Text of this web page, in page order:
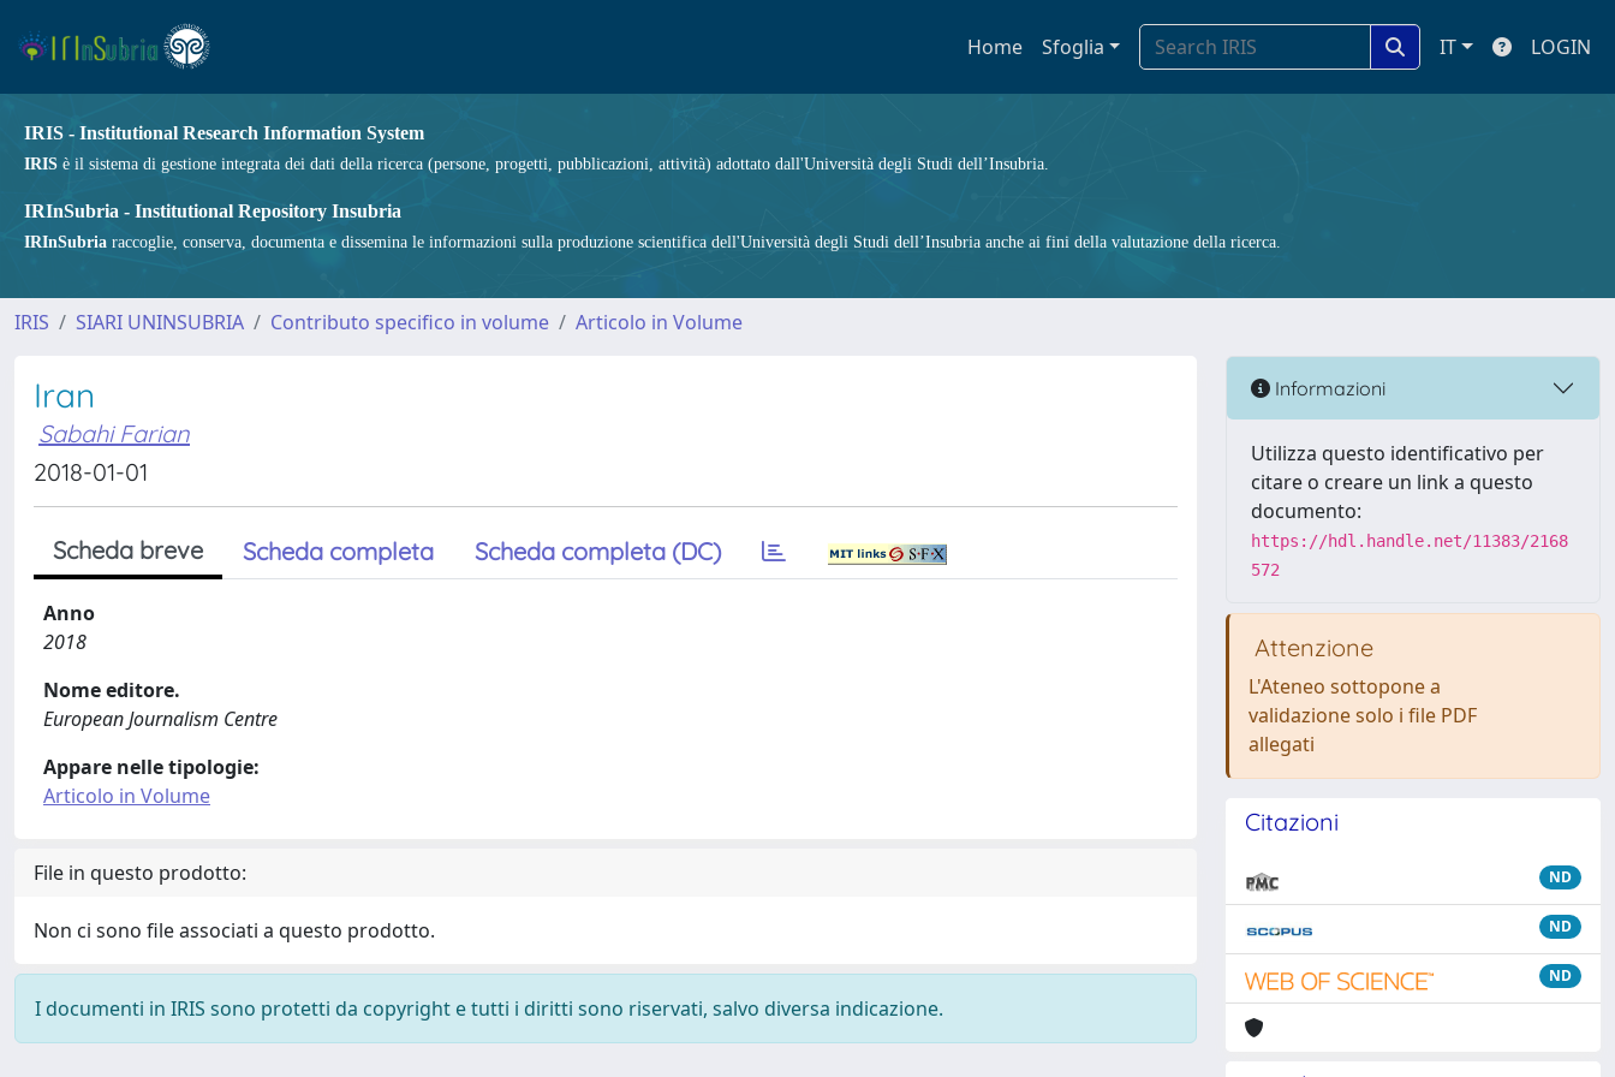
Home Sfoglia IT LOGIN
IRIS - Institutional Research Information System
IRIS è il sistema di gestione integrata dei dati della ricerca (persone, progetti, pubblicazioni, attività) adottato dall'Università degli Studi dell’Insubria.
IRInSubria - Institutional Repository Insubria
IRInSubria raccoglie, conserva, documenta e dissemina le informazioni sulla produzione scientifica dell'Università degli Studi dell’Insubria anche ai fini della valutazione della ricerca.
IRIS SIARI UNINSUBRIA Contributo specifico in volume Articolo in Volume
Iran
Sabahi Farian
2018-01-01
Scheda breve Scheda completa Scheda completa (DC)
Anno
2018
Nome editore.
European Journalism Centre
Appare nelle tipologie:
Articolo in Volume
File in questo prodotto:
Non ci sono file associati a questo prodotto.
I documenti in IRIS sono protetti da copyright e tutti i diritti sono riservati, salvo diversa indicazione.
Informazioni
Utilizza questo identificativo per
citare o creare un link a questo
documento:
https://hdl.handle.net/11383/2168
572
Attenzione
L'Ateneo sottopone a
validazione solo i file PDF
allegati
Citazioni
ND
ND
ND